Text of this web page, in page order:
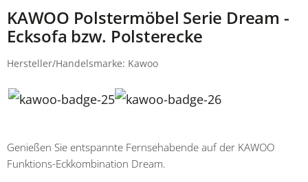
KAWOO Polstermöbel Serie Dream -
Ecksofa bzw. Polsterecke
Hersteller/Handelsmarke: Kawoo
Genießen Sie entspannte Fernsehabende auf der KAWOO
Funktions-Eckkombination Dream.